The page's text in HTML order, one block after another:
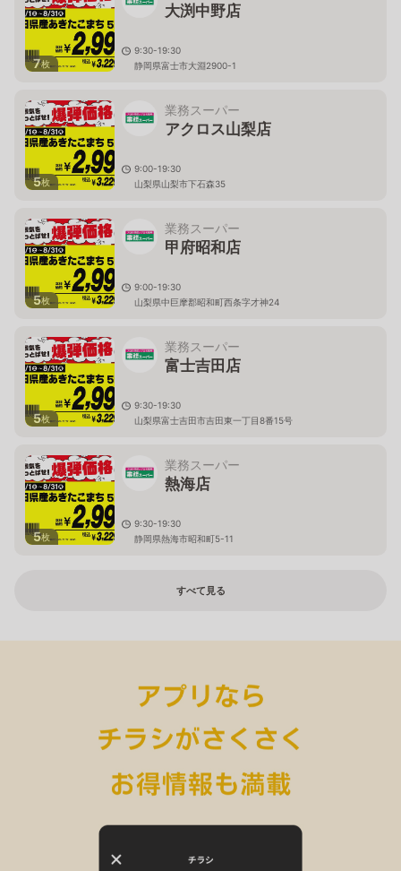
7枚
大渕中野店
9:30-19:30
静岡県富士市大淵2900-1
5枚
業務スーパー
アクロス山梨店
9:00-19:30
山梨県山梨市下石森35
5枚
業務スーパー
甲府昭和店
9:00-19:30
山梨県中巨摩郡昭和町西条字才神24
5枚
業務スーパー
富士吉田店
9:30-19:30
山梨県富士吉田市吉田東一丁目8番15号
5枚
業務スーパー
熱海店
9:30-19:30
静岡県熱海市昭和町5-11
すべて見る